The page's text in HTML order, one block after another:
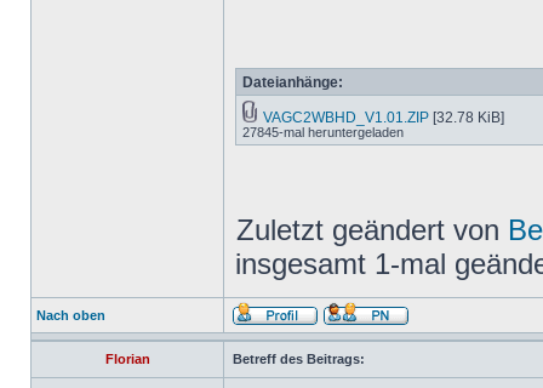
Dateianhänge:
VAGC2WBHD_V1.01.ZIP [32.78 KiB]
27845-mal heruntergeladen
Zuletzt geändert von
insgesamt 1-mal
Nach oben
Florian Betreff des Beitrags: